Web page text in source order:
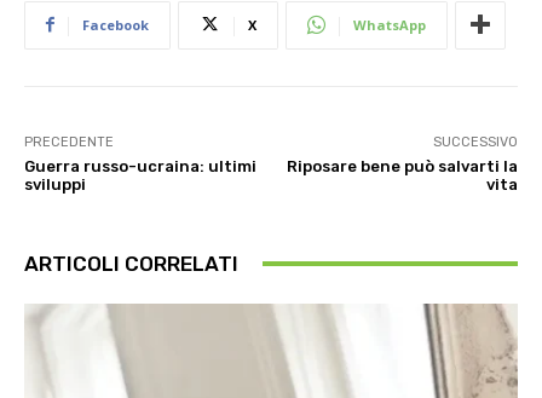
Facebook X WhatsApp
PRECEDENTE
Guerra russo-ucraina: ultimi
sviluppi
SUCCESSIVO
Riposare bene può salvarti la
vita
ARTICOLI CORRELATI